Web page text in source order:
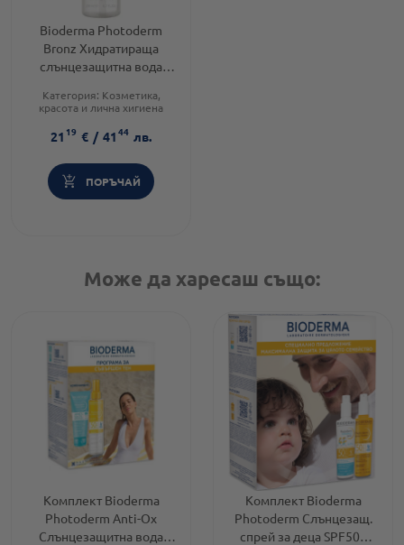
Bioderma Photoderm
Bronz Хидратираща
слънцезащитна вода
Категория: Козметика,
красота и лична хигиена
30
Тип козметика:
2119 € / 4144 лв.
ПОРЪЧАЙ
Може да харесаш също:
Комплект Bioderma
Photoderm Anti-Ox
Слънцезащитна вода
Комплект Bioderma
Photoderm Слънцезащ.
спрей за деца SPF50+